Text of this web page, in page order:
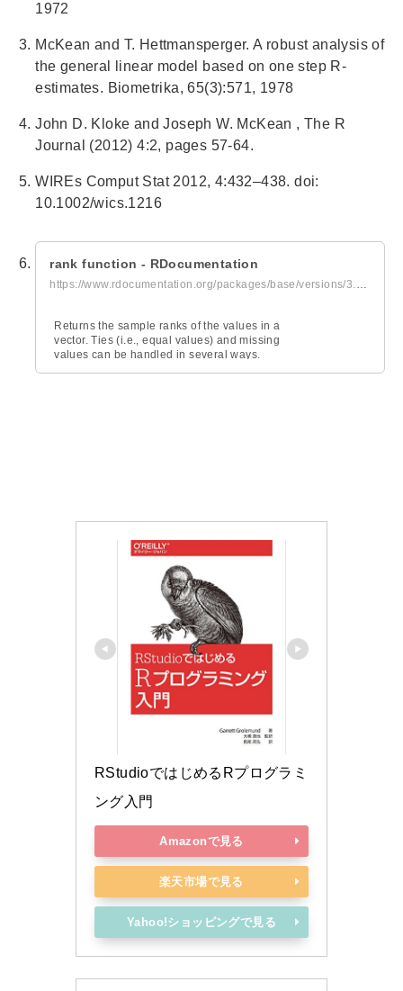
1972
McKean and T. Hettmansperger. A robust analysis of
the general linear model based on one step R-
estimates. Biometrika, 65(3):571, 1978
John D. Kloke and Joseph W. McKean , The R
Journal (2012) 4:2, pages 57-64.
WIREs Comput Stat 2012, 4:432–438. doi:
10.1002/wics.1216
rank function - RDocumentation
https://www.rdocumentation.org/packages/base/versions/3.6.2/topics/rank
Returns the sample ranks of the values in a
vector. Ties (i.e., equal values) and missing
values can be handled in several ways.
RStudioではじめるRプログラミ
ング入門
Amazonで見る
楽天市場で見る
Yahoo!ショッピングで見る